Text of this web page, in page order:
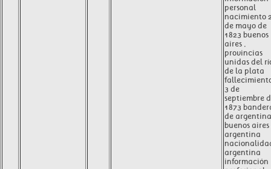
personal
nacimiento
de mayo de
1823 buenos
aires ,
provincias
unidas del
de la plata
3 de
septiembre
1873
de argentina
buenos aires
argentina
argentina
información